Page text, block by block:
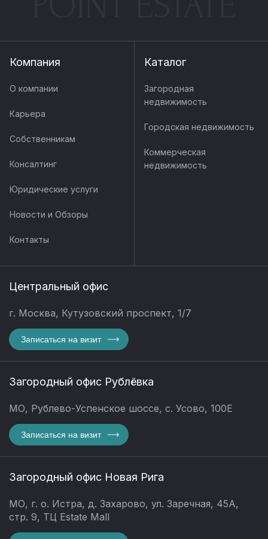
Компания
О компании
Карьера
Собственникам
Консалтинг
Юридические услуги
Новости и Обзоры
Контакты
Каталог
Загородная
недвижимость
Городская недвижимость
Коммерческая
недвижимость
Центральный офис
г. Москва, Кутузовский проспект, 1/7
Записаться на визит
Загородный офис Рублёвка
МО, Рублево-Успенское шоссе, с. Усово, 100Е
Записаться на визит
Загородный офис Новая Рига
МО, г. о. Истра, д. Захарово, ул. Заречная, 45А,
стр. 9, ТЦ Estate Mall